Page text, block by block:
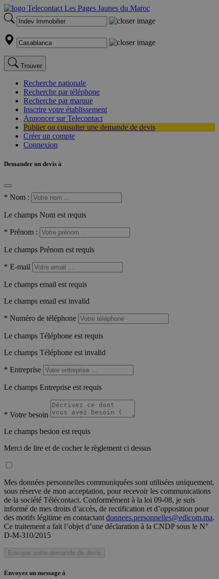
Trouver
Recherche nationale
Recherche par téléphone
Recherche par marque
Inscrire votre établissement
Annoncer sur Telecontact
Publier ou consulter une demande de devis
Créer un compte
Connexion
Demander un devis à
* Nom :
Le champs Nom est requis
* Prénom :
Le champs Prénom est requis
* E-mail
Le champs email est requis
Le champs email est invalid
* Numéro de téléphone
Le champs Téléphone est requis
Le champs Téléphone est invalid
* Entreprise
Le champs Entreprise est requis
* Votre besoin
Le champs besion est requis
Merci de lire et de cocher le règlement ci dessus
Mes données personnelles communiquées sont utilisées uniquement,
sous réserve de mon acceptation, pour recevoir les communications
de la société Télécontact. Conformément à la loi 09-08, je suis
informé de mes droits d’accès, de rectification et d’opposition pour
des motifs légitime en contactant donnees.personnelles@edicom.ma.
Ce traitement a fait l’objet d’une déclaration à la CNDP sous le N°
D-M-310/2015
Envoyer votre demande de devis
Envoyez un message à